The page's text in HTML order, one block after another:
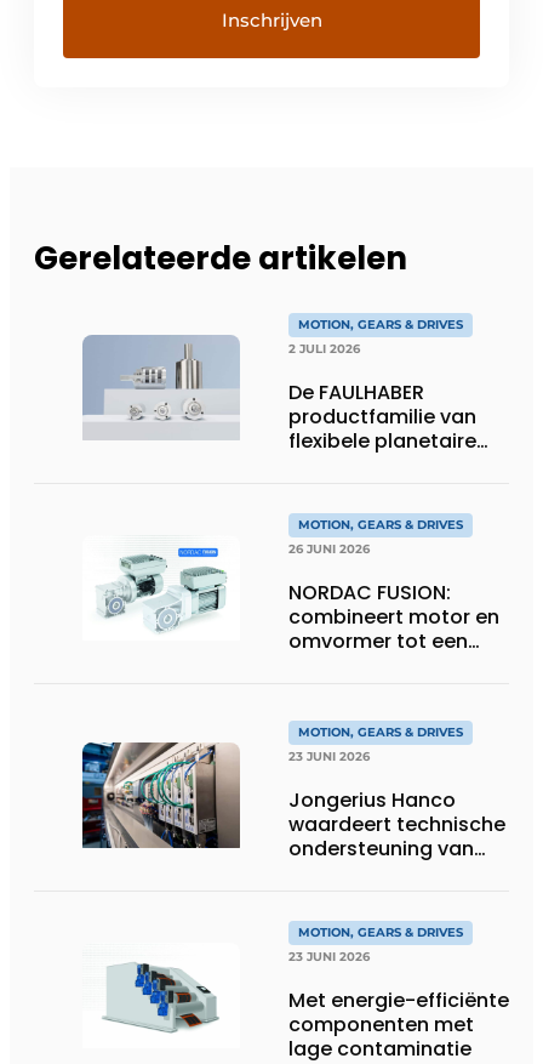
Gerelateerde artikelen
MOTION, GEARS & DRIVES
2 JULI 2026
De FAULHABER
productfamilie van
flexibele planetaire
MOTION, GEARS & DRIVES
26 JUNI 2026
NORDAC FUSION:
combineert motor en
omvormer tot een
eenheid
MOTION, GEARS & DRIVES
23 JUNI 2026
Jongerius Hanco
waardeert technische
ondersteuning van
MOTION, GEARS & DRIVES
23 JUNI 2026
Met energie-efficiënte
componenten met
lage contaminatie